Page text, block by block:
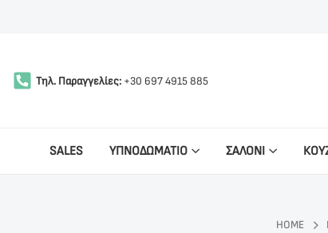
Τηλ. Παραγγελίες: +30 697 4915 885
SALES ΥΠΝΟΔΩΜΑΤΙΟ ΣΑΛΟΝΙ
HOME